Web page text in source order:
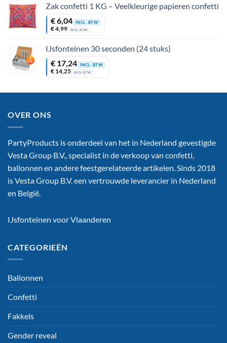
Zak confetti 1 KG – Veelkleurige papieren confetti
€6,04 INCL. BTW
€4,99 EXCL. BTW
IJsfonteinen 30 seconden (24 stuks)
€ 17,24 INCL. BTW
€ 14,25 EXCL. BTW
OVER ONS
PartyProducts is onderdeel van het in Nederland gevestigde
Vesta Group B.V., specialist in de verkoop van confetti,
ballonnen en andere feestgerelateerde artikelen. Sinds 2018
is Vesta Group B.V. een vertrouwde leverancier in Nederland
en België.
IJsfonteinen voor Vlaanderen
CATEGORIEËN
Ballonnen
Confetti
Fakkels
Gender reveal